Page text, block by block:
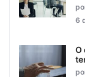
6
O